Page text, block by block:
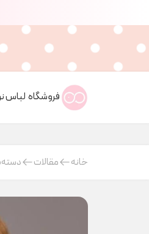
فروشگاه لباس
خانه مقالات